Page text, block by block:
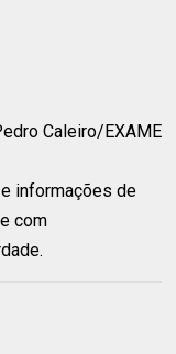
Caleiro/EXAME
informações de
com